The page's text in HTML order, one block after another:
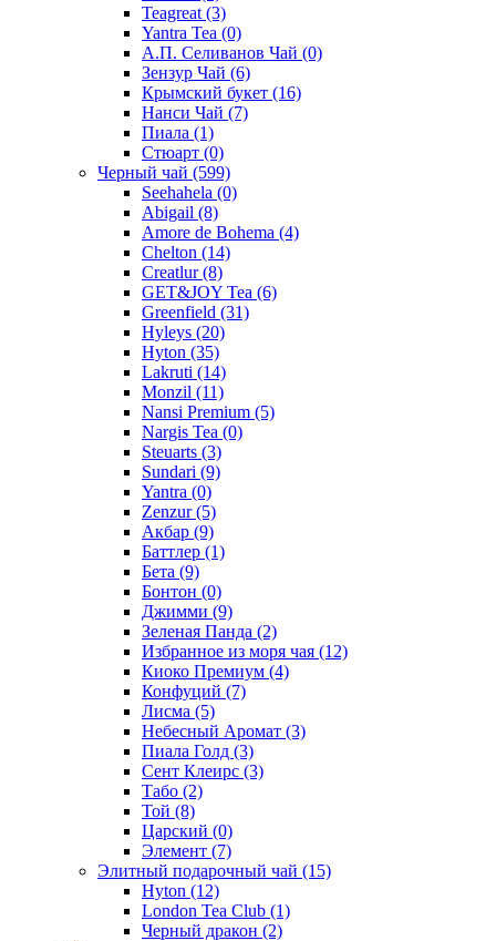
Teagreat (3)
Yantra Tea (0)
А.П. Селиванов Чай (0)
Зензур Чай (6)
Крымский букет (16)
Нанси Чай (7)
Пиала (1)
Стюарт (0)
Черный чай (599)
Seehahela (0)
Abigail (8)
Amore de Bohema (4)
Chelton (14)
Creatlur(8)
GET&JOY Tea (6)
Greenfield (31)
Hyleys (20)
Hyton (35)
Lakruti (14)
Monzil (11)
Nansi Premium (5)
Nargis Tea (0)
Steuarts (3)
Sundari (9)
Yantra (0)
Zenzur(5)
Акбар (9)
Баттлер (1)
Бета (9)
Бонтон (0)
Джимми (9)
Зеленая Панда (2)
Избранное из моря чая (12)
Киоко Премиум (4)
Конфуций (7)
Лисма (5)
Небесный Аромат (3)
Пиала Голд (3)
Сент Клеирс (3)
Табо (2)
Той (8)
Царский (0)
Элемент (7)
Элитный подарочный чай (15)
Hyton (12)
London Tea Club (1)
Черный дракон (2)